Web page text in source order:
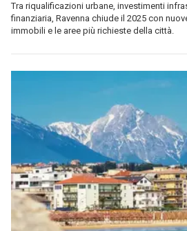
Tra riqualificazioni urbane, investimenti
finanziaria, Ravenna chiude il 2025 con
immobili e le aree più richieste della città.